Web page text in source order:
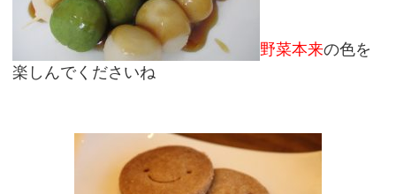
野菜本来の色を
楽しんでくださいね